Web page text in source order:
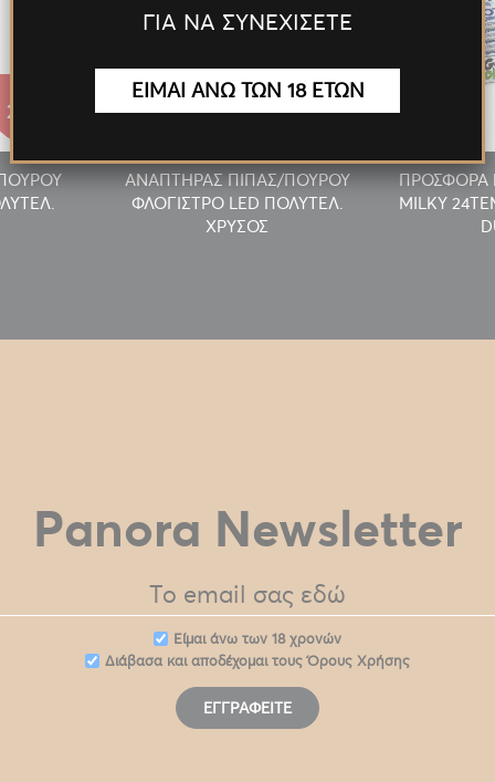
27.55€
ΑΝΑΠΤΗΡΑΣ ΠΙΠΑΣ/ΠΟΥΡΟΥ
ΦΛΟΓΙΣΤΡΟ LED ΠΟΛΥΤΕΛ.
ΧΡΥΣΟΣ
27.55€
ΠΡΟΣΦΟΡΑ
MILKY
Panora Newsletter
Eίμαι άνω των 18 χρονών
Διάβασα και αποδέχομαι τουςΌρους Χρήσης
ΕΓΓΡΑΦΕΊΤΕ
ΓΙΑ ΝΑ ΣΥΝΕΧΙΣΕΤΕ
ΕΙΜΑΙ ΑΝΩ ΤΩΝ 18 ΕΤΩΝ